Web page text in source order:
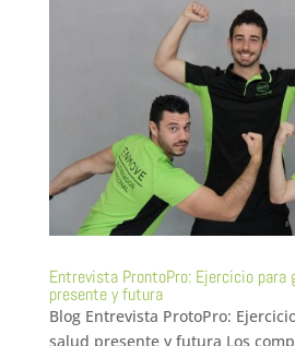
Entrevista ProntoPro: Ejercicio para
presente y futura
Blog Entrevista ProtoPro:
salud presente y futura Los